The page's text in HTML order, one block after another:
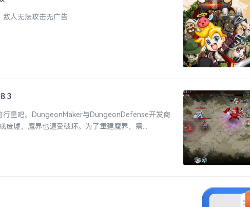
敌人无法攻击无广告
行星吧。DungeonMaker与DungeonDefense开发商
墟，魔界也遭受破坏。为了重建魔界，需...